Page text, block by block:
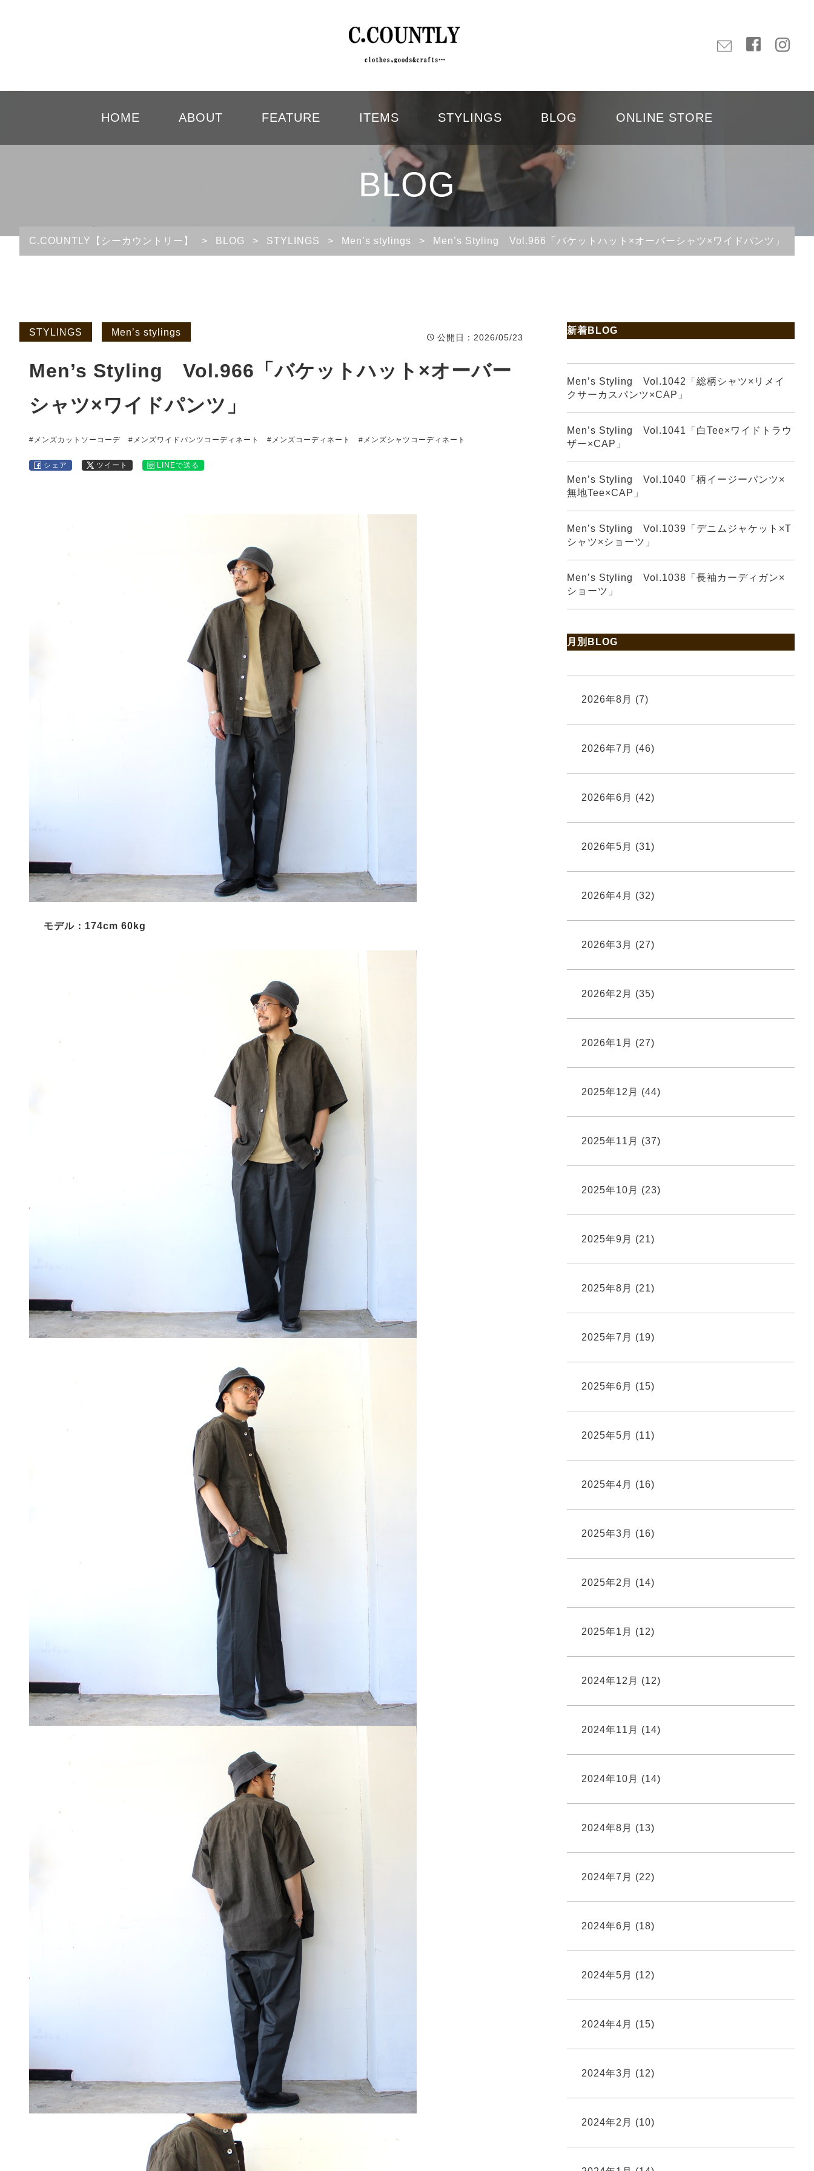
HOME ABOUT FEATURE ITEMS STYLINGS BLOG ONLINE STORE
BLOG
C.COUNTLY【シーカウントリー】 > BLOG > STYLINGS > Men’s stylings > Men’s Styling Vol.966「バケットハット×オーバーシャツ×ワイドパンツ」
STYLINGS Men’s stylings
公開日 ：2026/05/23
Men’s Styling Vol.966「バケットハット×オーバー
シャツ×ワイドパンツ」
#メンズカットソーコーデ #メンズワイドパンツコーディネート #メンズコーディネート #メンズシャツコーディネート
シェア ツイート LINEで送る
モデル：174cm 60kg
新着BLOG
Men’s Styling Vol.1042「総柄シャツ×リメイ
クサーカスパンツ×CAP」
Men’s Styling Vol.1041「白Tee×ワイドトラウ
ザー×CAP」
Men’s Styling Vol.1040「柄イージーパンツ×
無地Tee×CAP」
Men’s Styling Vol.1039「デニムジャケット×T
シャツ×ショーツ」
Men’s Styling Vol.1038「長袖カーディガン×
ショーツ」
月別BLOG
2026年8月 (7)
2026年7月 (46)
2026年6月 (42)
2026年5月 (31)
2026年4月 (32)
2026年3月 (27)
2026年2月 (35)
2026年1月 (27)
2025年12月 (44)
2025年11月 (37)
2025年10月 (23)
2025年9月 (21)
2025年8月 (21)
2025年7月 (19)
2025年6月 (15)
2025年5月 (11)
2025年4月 (16)
2025年3月 (16)
2025年2月 (14)
2025年1月 (12)
2024年12月 (12)
2024年11月 (14)
2024年10月 (14)
2024年8月 (13)
2024年7月 (22)
2024年6月 (18)
2024年5月 (12)
2024年4月 (15)
2024年3月 (12)
2024年2月 (10)